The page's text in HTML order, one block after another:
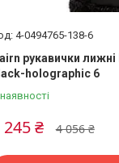
4-0494765-138-6
рукавички лижні
holographic 6
4 056 ₴
245 ₴